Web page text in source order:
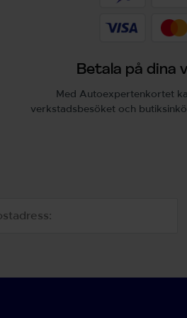
Betala på dina
Med Autoexpertenkortet
verkstadsbesöket och